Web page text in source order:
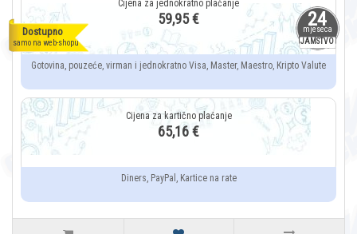
24
mjeseca
JAMSTVO
Dostupno
samo na web-shopu
59,95 €
Gotovina, pouzeće, virman i jednokratno Visa, Master, Maestro, Kripto Valute
65,16 €
Diners, PayPal, Kartice na rate